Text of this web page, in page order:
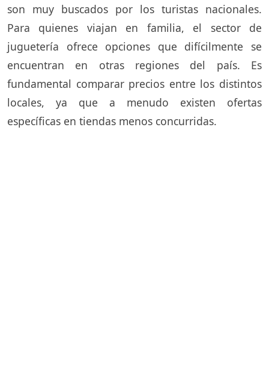
son muy buscados por los turistas nacionales.
Para quienes viajan en familia, el sector de
juguetería ofrece opciones que difícilmente se
encuentran en otras regiones del país. Es
fundamental comparar precios entre los distintos
locales, ya que a menudo existen ofertas
específicas en tiendas menos concurridas.